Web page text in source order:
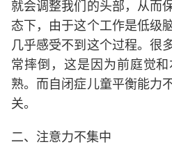
就会调整我们的头部，从而
态下，由于这个工作是低级
几乎感受不到这个过程。很
常摔倒，这是因为前庭觉
熟。而自闭症儿童平衡能力
关。
二、注意力不集中